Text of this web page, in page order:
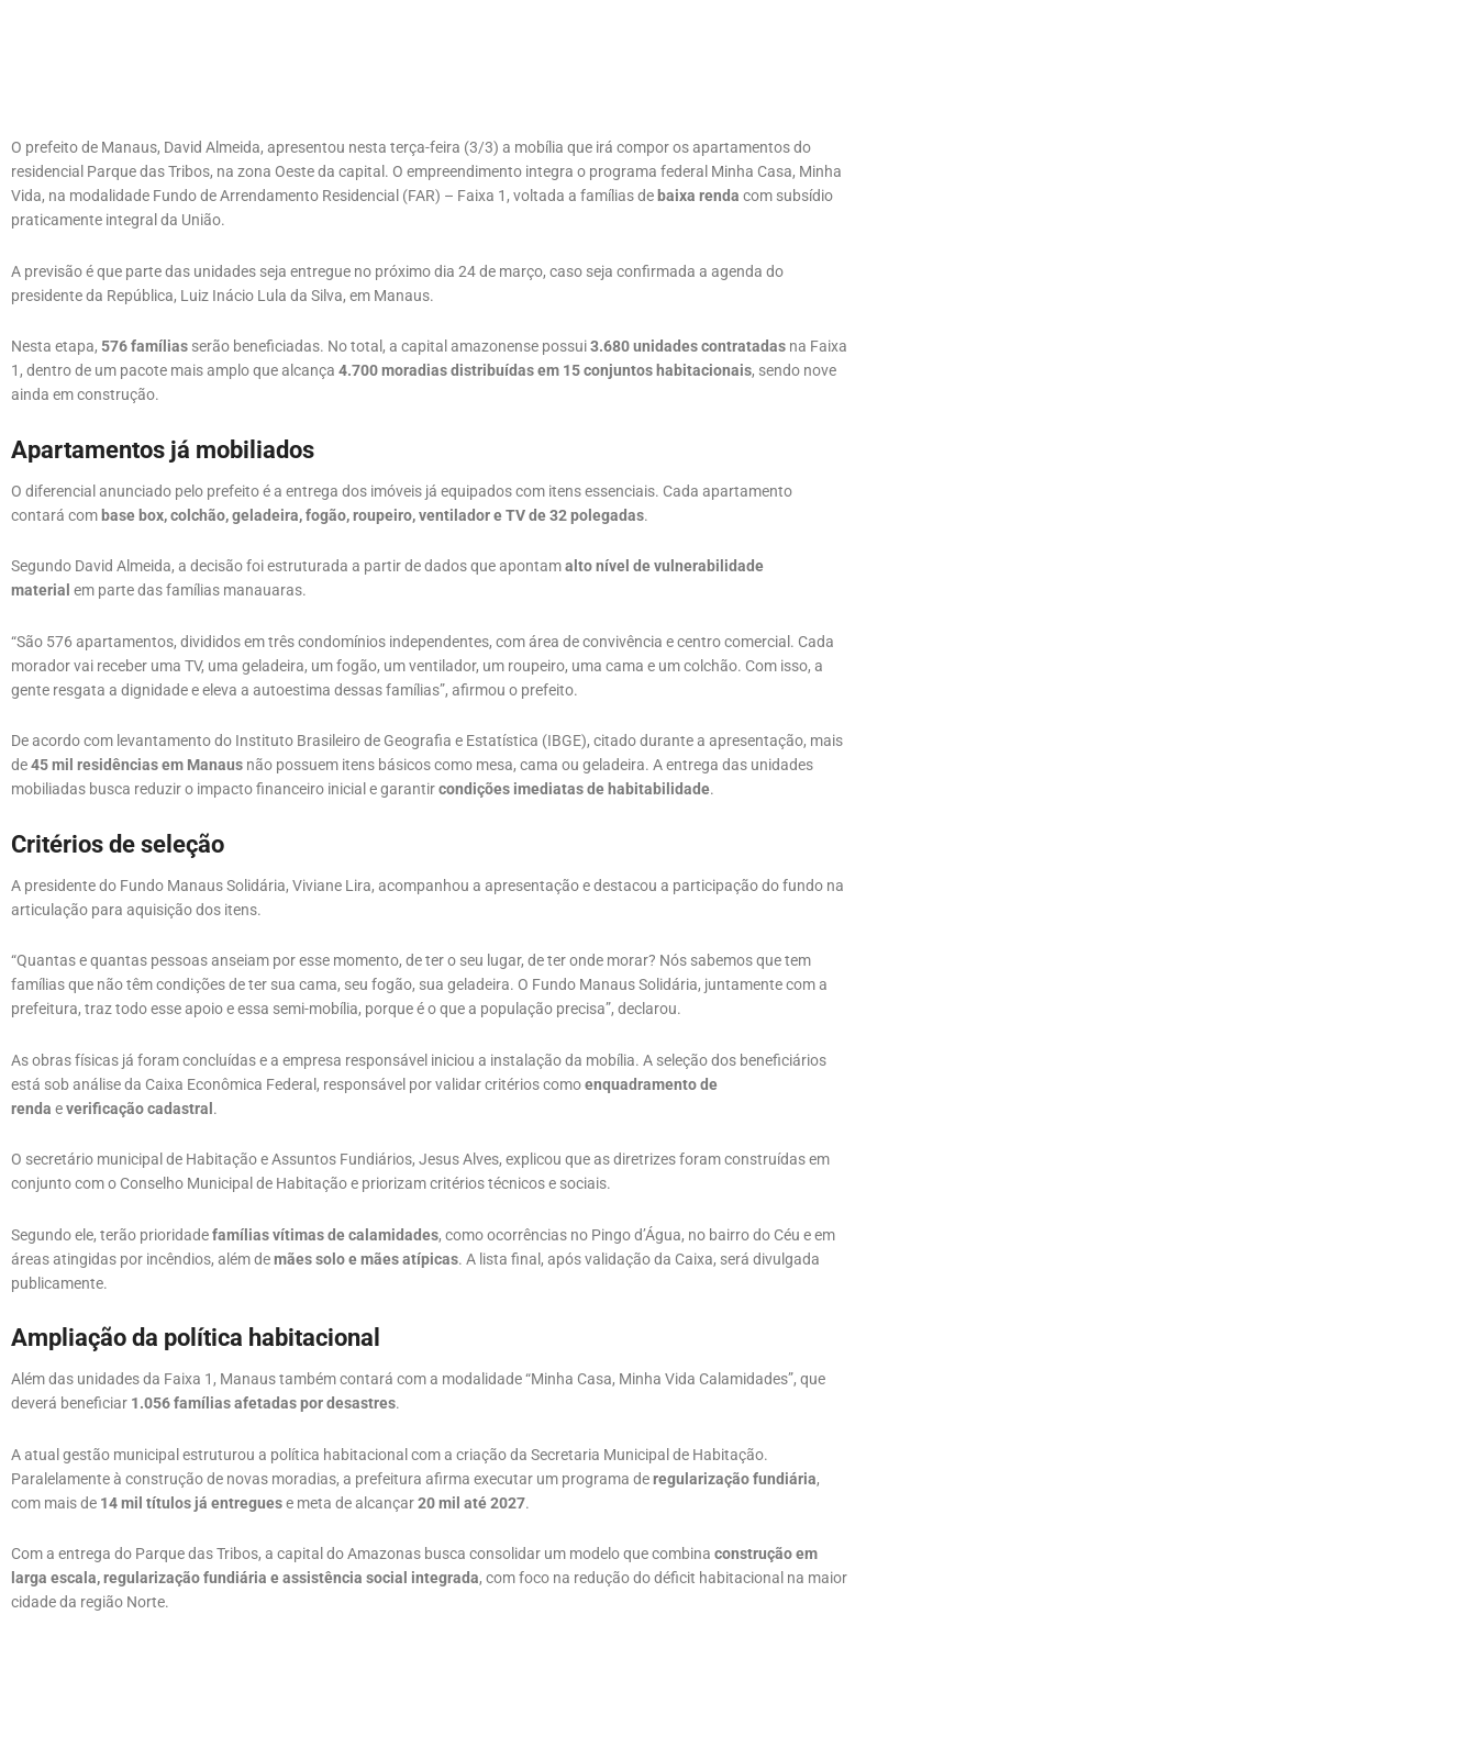
O prefeito de Manaus, David Almeida, apresentou nesta terça-feira (3/3) a mobília que irá compor os apartamentos do
residencial Parque das Tribos, na zona Oeste da capital. O empreendimento integra o programa federal Minha Casa, Minha
Vida, na modalidade Fundo de Arrendamento Residencial (FAR) – Faixa 1, voltada a famílias de baixa renda com subsídio
praticamente integral da União.
A previsão é que parte das unidades seja entregue no próximo dia 24 de março, caso seja confirmada a agenda do
presidente da República, Luiz Inácio Lula da Silva, em Manaus.
Nesta etapa, 576 famílias serão beneficiadas. No total, a capital amazonense possui3.680 unidades contratadas na Faixa
1, dentro de um pacote mais amplo que alcança 4.700 moradias distribuídas em 15 conjuntos habitacionais, sendo nove
ainda em construção.
Apartamentos já mobiliados
O diferencial anunciado pelo prefeito é a entrega dos imóveis já equipados com itens essenciais. Cada apartamento
contará com base box, colchão, geladeira, fogão, roupeiro, ventilador e TV de 32 polegadas.
Segundo David Almeida, a decisão foi estruturada a partir de dados que apontamalto nível de vulnerabilidade
material em parte das famílias manauaras.
“São 576 apartamentos, divididos em três condomínios independentes, com área de convivência e centro comercial. Cada
morador vai receber uma TV, uma geladeira, um fogão, um ventilador, um roupeiro, uma cama e um colchão. Com isso, a
gente resgata a dignidade e eleva a autoestima dessas famílias”, afirmou o prefeito.
De acordo com levantamento do Instituto Brasileiro de Geografia e Estatística (IBGE), citado durante a apresentação, mais
de45 mil residências em Manaus não possuem itens básicos como mesa, cama ou geladeira. A entrega das unidades
mobiliadas busca reduzir o impacto financeiro inicial e garantircondições imediatas de habitabilidade.
Critérios de seleção
A presidente do Fundo Manaus Solidária, Viviane Lira, acompanhou a apresentação e destacou a participação do fundo na
articulação para aquisição dos itens.
“Quantas e quantas pessoas anseiam por esse momento, de ter o seu lugar, de ter onde morar? Nós sabemos que tem
famílias que não têm condições de ter sua cama, seu fogão, sua geladeira. O Fundo Manaus Solidária, juntamente com a
prefeitura, traz todo esse apoio e essa semi-mobília, porque é o que a população precisa”, declarou.
As obras físicas já foram concluídas e a empresa responsável iniciou a instalação da mobília. A seleção dos beneficiários
está sob análise da Caixa Econômica Federal, responsável por validar critérios comoenquadramento de
renda everificação cadastral .
O secretário municipal de Habitação e Assuntos Fundiários, Jesus Alves, explicou que as diretrizes foram construídas em
conjunto com o Conselho Municipal de Habitação e priorizam critérios técnicos e sociais.
Segundo ele, terão prioridadefamílias vítimas de calamidades, como ocorrências no Pingo d’Água, no bairro do Céu e em
áreas atingidas por incêndios, além demães solo e mães atípicas. A lista final, após validação da Caixa, será divulgada
publicamente.
Ampliação da política habitacional
Além das unidades da Faixa 1, Manaus também contará com a modalidade “Minha Casa, Minha Vida Calamidades”, que
deverá beneficiar 1.056 famílias afetadas por desastres.
A atual gestão municipal estruturou a política habitacional com a criação da Secretaria Municipal de Habitação.
Paralelamente à construção de novas moradias, a prefeitura afirma executar um programa deregularização fundiária,
com mais de 14 mil títulos já entreguese meta de alcançar20 mil até 2027.
Com a entrega do Parque das Tribos, a capital do Amazonas busca consolidar um modelo que combina construção em
larga escala, regularização fundiária e assistência social integrada, com foco na redução do déficit habitacional na maior
cidade da região Norte.